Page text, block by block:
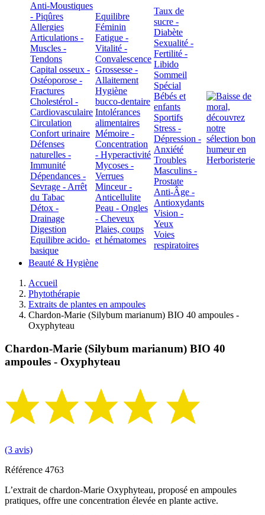
Anti-Moustiques
- Piqûres
Allergies
Articulations -
Muscles -
Tendons
Capital osseux -
Ostéoporose -
Fractures
Cholestérol -
Cardiovasculaire
Circulation
Confort urinaire
Défenses
naturelles -
Immunité
Dépendances -
Sevrage - Arrêt
du Tabac
Détox -
Drainage
Digestion
Equilibre acido-
basique
Equilibre
Féminin
Fatigue -
Vitalité -
Convalescence
Grossesse -
Allaitement
Hygiène
bucco-dentaire
Intolérances
alimentaires
Mémoire -
Concentration
- Hyperactivité
Mycoses -
Verrues
Minceur -
Anticellulite
Peau - Ongles
- Cheveux
Plaies, coups
et hématomes
Taux de
sucre -
Diabète
Sexualité -
Fertilité -
Libido
Sommeil
Spécial
Bébés et
enfants
Sportifs
Stress -
Dépression -
Anxiété
Troubles
Masculins -
Prostate
Anti-Âge -
Antioxydants
Vision -
Yeux
Voies
respiratoires
Beauté & Hygiène
Accueil
Phytothérapie
Extraits de plantes en ampoules
Chardon-Marie (Silybum marianum) BIO 40 ampoules -
Oxyphyteau
Chardon-Marie (Silybum marianum) BIO 40
ampoules - Oxyphyteau
(3 avis)
Référence 4763
L’extrait de chardon-Marie Oxyphyteau, proposé en ampoules
pratiques, offre une concentration élevée en plante active.